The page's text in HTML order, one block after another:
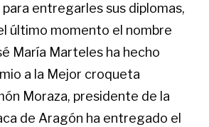
entregarles sus diplomas,
último momento el nombre
María Marteles ha hecho
a la Mejor croqueta
Moraza, presidente de la
de Aragón ha entregado el